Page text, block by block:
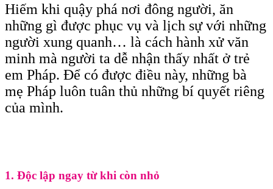
Hiếm khi quậy phá nơi đông người, ăn
những gì được phục vụ và lịch sự với những
người xung quanh… là cách hành xử văn
minh mà người ta dễ nhận thấy nhất ở trẻ
em Pháp. Để có được điều này, những bà
mẹ Pháp luôn tuân thủ những bí quyết riêng
của mình.
1. Độc lập ngay từ khi còn nhỏ